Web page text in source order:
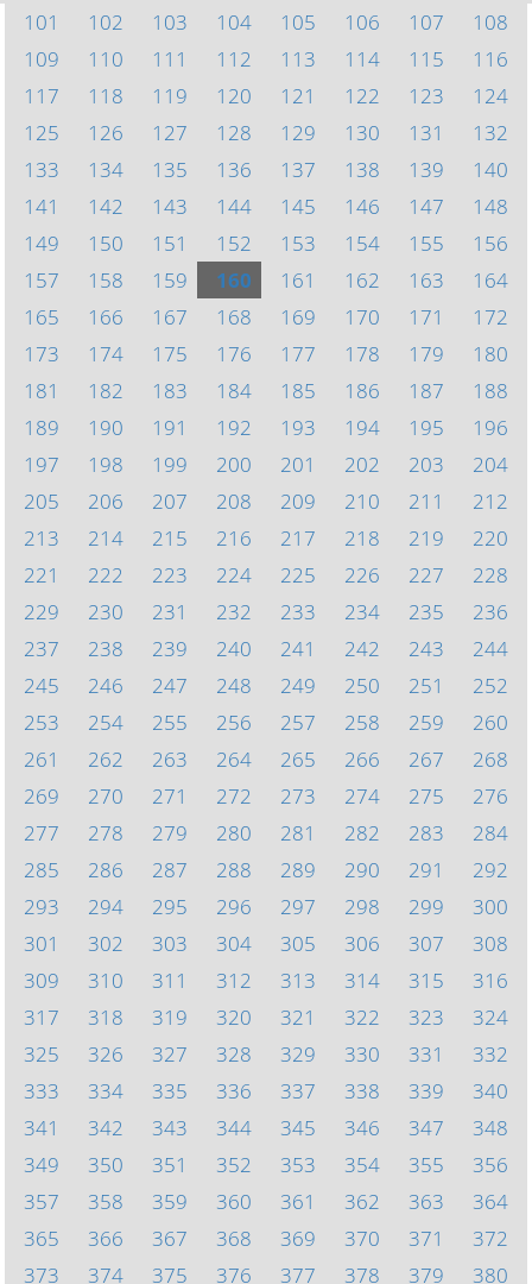
101
102 103 104 105 106 107
108
109
110 111 112 113 114 115
116
117
118 119 120 121 122 123
124
125
126 127 128 129 130 131
132
133
134 135 136 137 138 139
140
141
142 143 144 145 146 147
148
149
150 151 152 153 154 155
156
157
158 159 160 161 162 163
164
165
166 167 168 169 170 171
172
173
174 175 176 177 178 179
180
181
182 183 184 185 186 187
188
189
190 191 192 193 194 195
196
197
198 199 200 201 202 203
204
205
206 207 208 209 210 211
212
213
214 215 216 217 218 219
220
221
222 223 224 225 226 227
228
229
230 231 232 233 234 235
236
237
238 239 240 241 242 243
244
245
246 247 248 249 250 251
252
253
254 255 256 257 258 259
260
261
262 263 264 265 266 267
268
269
270 271 272 273 274 275
276
277
278 279 280 281 282 283
284
285
286 287 288 289 290 291
292
293
294 295 296 297 298 299
300
301
302 303 304 305 306 307
308
309
310 311 312 313 314 315
316
317
318 319 320 321 322 323
324
325
326 327 328 329 330 331
332
333
334 335 336 337 338 339
340
341
342 343 344 345 346 347
348
349
350 351 352 353 354 355
356
357
358 359 360 361 362 363
364
365
366 367 368 369 370 371
372
373
374 375 376 377 378 379 380